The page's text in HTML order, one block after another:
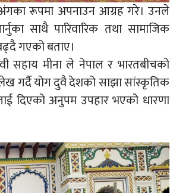
अंगका रूपमा अपनाउन आग्रह गरे। उनले
साथै पारिवारिक तथा सामाजिक
गएको बताए।
सहाय मीना ले नेपाल र भारतबीचको
गर्दै योग दुवै देशको साझा सांस्कृतिक
दिएको अनुपम उपहार भएको धारणा